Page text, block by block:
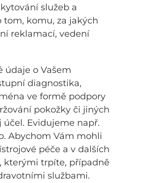
služeb a
komu, za jakých
reklamací, vedení
údaje o Vašem
diagnostika,
ve formě podpory
pokožky či jiných
Evidujeme např.
Abychom Vám mohli
péče a v dalších
kterými trpíte, případně
službami.